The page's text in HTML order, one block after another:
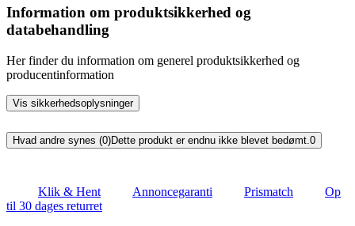
Information om produktsikkerhed og
databehandling
Her finder du information om generel produktsikkerhed og
producentinformation
Vis sikkerhedsoplysninger
Hvad andre synes (0)Dette produkt er endnu ikke blevet bedømt. 0
Klik & Hent Annoncegaranti Prismatch
Op
til 30 dages returret